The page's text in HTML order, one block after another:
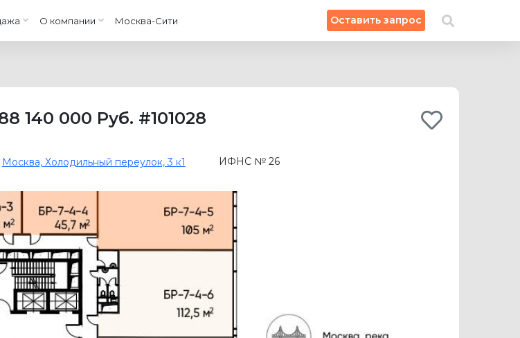
О компании Москва-Сити Оставить запрос
× Искать на карте
140 000 Руб. #101028
Москва, Холодильный переулок, 3 к1 ИФНС № 26